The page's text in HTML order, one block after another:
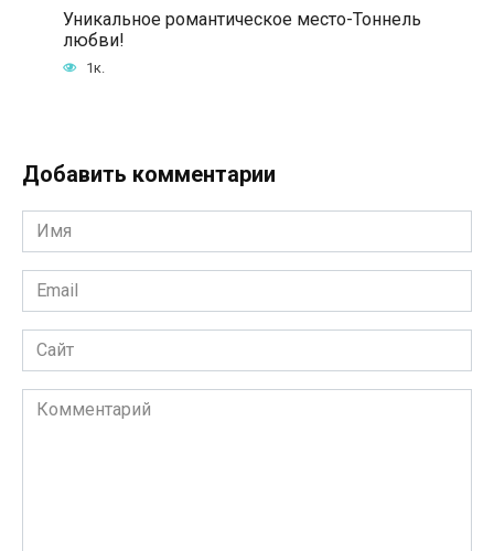
Уникальное романтическое место-Тоннель
любви!
1к.
Добавить комментарии
Имя
*
Email
*
Сайт
Комментарий